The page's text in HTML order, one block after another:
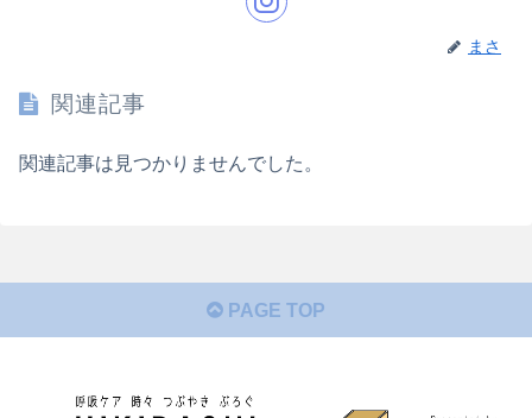
まさ
関連記事
関連記事は見つかりませんでした。
PAGE TOP